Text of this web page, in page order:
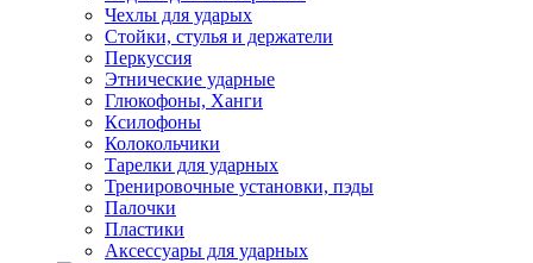
Чехлы для ударых
Стойки, стулья и держатели
Перкуссия
Этнические ударные
Глюкофоны, Ханги
Ксилофоны
Колокольчики
Тарелки для ударных
Тренировочные установки, пэды
Палочки
Пластики
Аксессуары для ударных